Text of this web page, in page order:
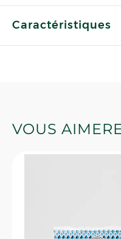
Caractéristiques
VOUS